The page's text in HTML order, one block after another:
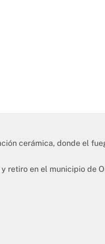
cerámica, donde el
retiro en el municipio de